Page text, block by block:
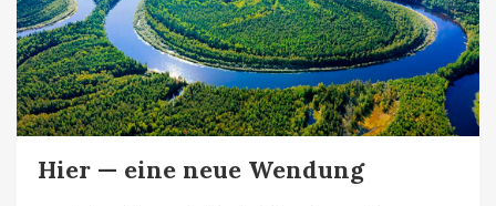
Hier — eine neue Wendung